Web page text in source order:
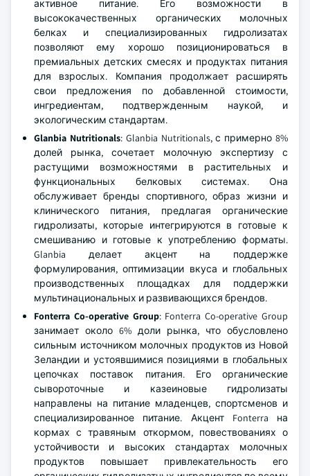
активное питание. Его возможности в
высококачественных органических молочных
белках и специализированных гидролизатах
позволяют ему хорошо позиционироваться в
премиальных детских смесях и продуктах питания
для взрослых. Компания продолжает расширять
свои предложения по добавленной стоимости,
ингредиентам, подтвержденным наукой, и
экологическим стандартам.
Glanbia Nutritionals: Glanbia Nutritionals, с примерно 8%
долей рынка, сочетает молочную экспертизу с
растущими возможностями в растительных и
функциональных белковых системах. Она
обслуживает бренды спортивного, образ жизни и
клинического питания, предлагая органические
гидролизаты, которые интегрируются в готовые к
смешиванию и готовые к употреблению форматы.
Glanbia делает акцент на поддержке
формулирования, оптимизации вкуса и глобальных
производственных площадках для поддержки
мультинациональных и развивающихся брендов.
Fonterra Co-operative Group: Fonterra Co-operative Group
занимает около 6% доли рынка, что обусловлено
сильным источником молочных продуктов из Новой
Зеландии и устоявшимися позициями в глобальных
цепочках поставок питания. Его органические
сывороточные и казеиновые гидролизаты
направлены на питание младенцев, спортсменов и
специализированное питание. Акцент Fonterra на
кормах с травяным откормом, повествованиях о
устойчивости и высоких стандартах молочных
продуктов повышает привлекательность его